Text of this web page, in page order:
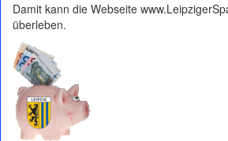
Damit kann die Webseite
überleben.